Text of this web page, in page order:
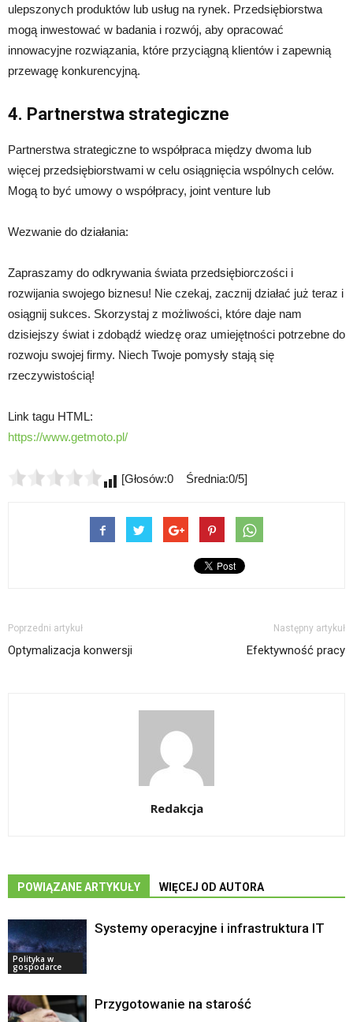
ulepszonych produktów lub usług na rynek. Przedsiębiorstwa
mogą inwestować w badania i rozwój, aby opracować
innowacyjne rozwiązania, które przyciągną klientów i zapewnią
przewagę konkurencyjną.
4. Partnerstwa strategiczne
Partnerstwa strategiczne to współpraca między dwoma lub
więcej przedsiębiorstwami w celu osiągnięcia wspólnych celów.
Mogą to być umowy o współpracy, joint venture lub
Wezwanie do działania:
Zapraszamy do odkrywania świata przedsiębiorczości i
rozwijania swojego biznesu! Nie czekaj, zacznij działać już teraz i
osiągnij sukces. Skorzystaj z możliwości, które daje nam
dzisiejszy świat i zdobądź wiedzę oraz umiejętności potrzebne do
rozwoju swojej firmy. Niech Twoje pomysły stają się
rzeczywistością!
Link tagu HTML:
https://www.getmoto.pl/
[Głosów:0 Średnia:0/5]
Poprzedni artykuł
Optymalizacja konwersji
Następny artykuł
Efektywność pracy
Redakcja
POWIĄZANE ARTYKUŁY WIĘCEJ OD AUTORA
Polityka w
gospodarce
Systemy operacyjne i infrastruktura IT
Przygotowanie na starość